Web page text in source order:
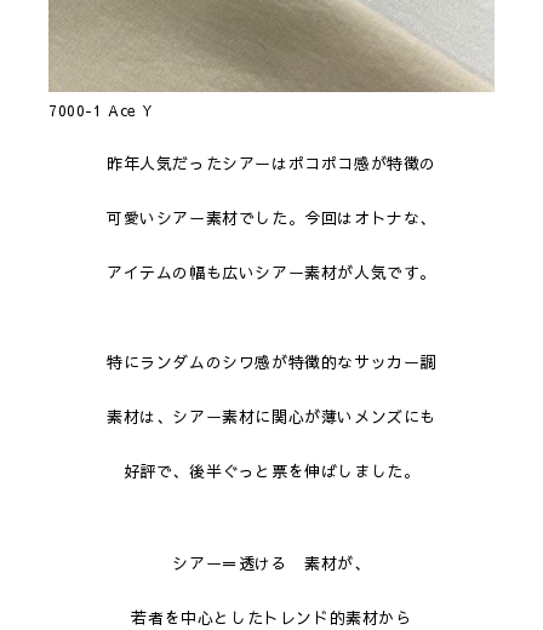
7000-1 Ace Y
昨年人気だったシアーはポコポコ感が特徴の
可愛いシアー素材でした。今回はオトナな、
アイテムの幅も広いシアー素材が人気です。
特にランダムのシワ感が特徴的なサッカー調
素材は、シアー素材に関心が薄いメンズにも
好評で、後半ぐっと票を伸ばしました。
シアー＝透ける 素材が、
若者を中心としたトレンド的素材から